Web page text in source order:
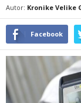
Autor: Kronike Velike
Facebook